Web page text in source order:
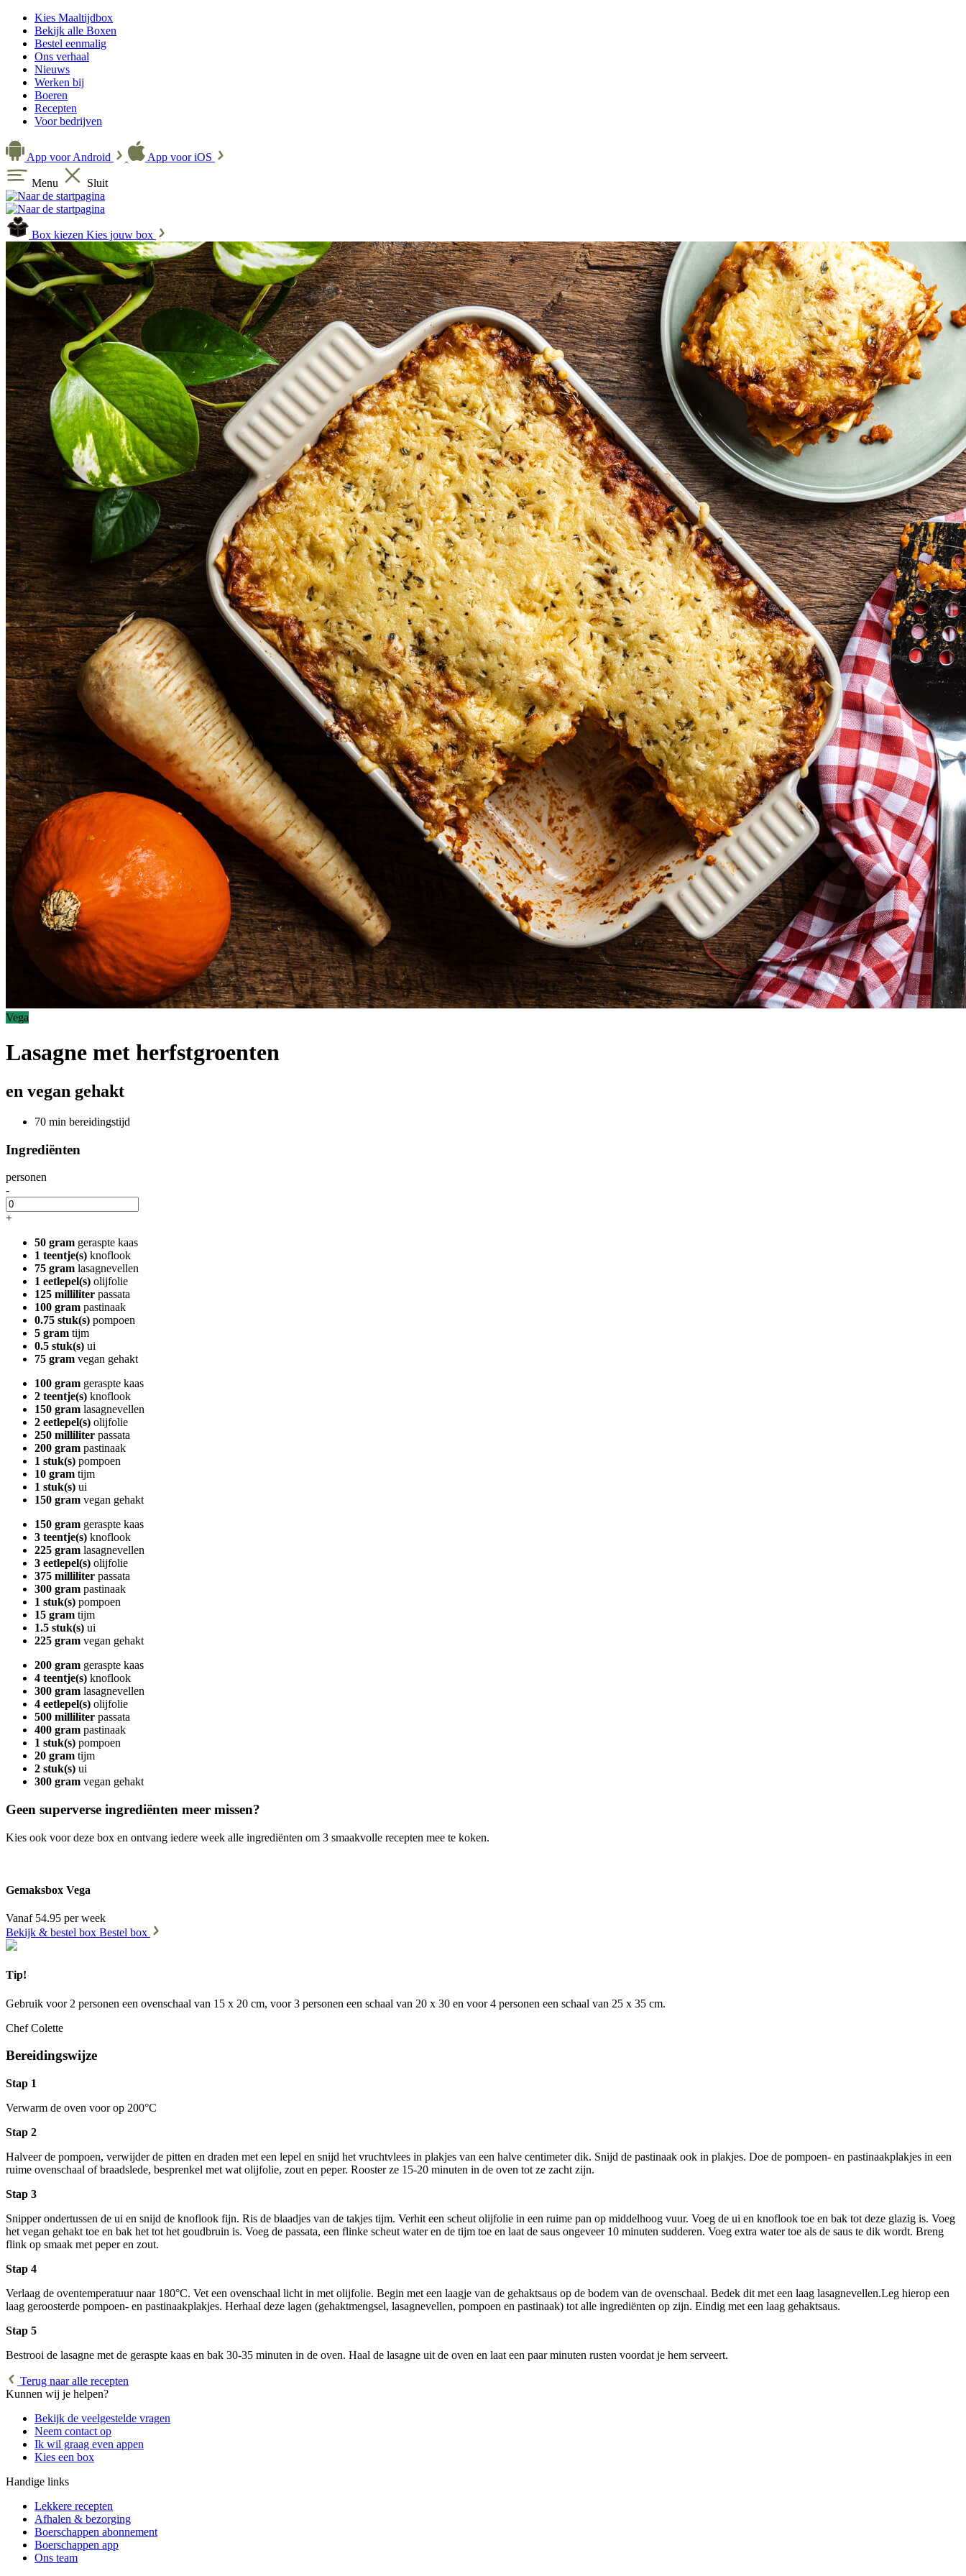
Kies Maaltijdbox
Bekijk alle Boxen
Bestel eenmalig
Ons verhaal
Nieuws
Werken bij
Boeren
Recepten
Voor bedrijven
App voor Android App voor iOS
Menu Sluit
Box kiezen Kies jouw box
Vega
Lasagne met herfstgroenten
en vegan gehakt
70 min bereidingstijd
Ingrediënten
personen
-
+
50 gram geraspte kaas
1 teentje(s) knoflook
75 gram lasagnevellen
1 eetlepel(s) olijfolie
125 milliliter passata
100 gram pastinaak
0.75 stuk(s) pompoen
5 gram tijm
0.5 stuk(s) ui
75 gram vegan gehakt
100 gram geraspte kaas
2 teentje(s) knoflook
150 gram lasagnevellen
2 eetlepel(s) olijfolie
250 milliliter passata
200 gram pastinaak
1 stuk(s) pompoen
10 gram tijm
1 stuk(s) ui
150 gram vegan gehakt
150 gram geraspte kaas
3 teentje(s) knoflook
225 gram lasagnevellen
3 eetlepel(s) olijfolie
375 milliliter passata
300 gram pastinaak
1 stuk(s) pompoen
15 gram tijm
1.5 stuk(s) ui
225 gram vegan gehakt
200 gram geraspte kaas
4 teentje(s) knoflook
300 gram lasagnevellen
4 eetlepel(s) olijfolie
500 milliliter passata
400 gram pastinaak
1 stuk(s) pompoen
20 gram tijm
2 stuk(s) ui
300 gram vegan gehakt
Geen superverse ingrediënten meer missen?
Kies ook voor deze box en ontvang iedere week alle ingrediënten om 3 smaakvolle recepten mee te koken.
Gemaksbox Vega
Vanaf 54.95 per week
Bekijk & bestel box Bestel box
Tip!
Gebruik voor 2 personen een ovenschaal van 15 x 20 cm, voor 3 personen een schaal van 20 x 30 en voor 4 personen een schaal van 25 x 35 cm.
Chef Colette
Bereidingswijze
Stap 1
Verwarm de oven voor op 200°C
Stap 2
Halveer de pompoen, verwijder de pitten en draden met een lepel en snijd het vruchtvlees in plakjes van een halve centimeter dik. Snijd de pastinaak ook in plakjes. Doe de pompoen- en pastinaakplakjes in een
ruime ovenschaal of braadslede, besprenkel met wat olijfolie, zout en peper. Rooster ze 15-20 minuten in de oven tot ze zacht zijn.
Stap 3
Snipper ondertussen de ui en snijd de knoflook fijn. Ris de blaadjes van de takjes tijm. Verhit een scheut olijfolie in een ruime pan op middelhoog vuur. Voeg de ui en knoflook toe en bak tot deze glazig is. Voeg
het vegan gehakt toe en bak het tot het goudbruin is. Voeg de passata, een flinke scheut water en de tijm toe en laat de saus ongeveer 10 minuten sudderen. Voeg extra water toe als de saus te dik wordt. Breng
flink op smaak met peper en zout.
Stap 4
Verlaag de oventemperatuur naar 180°C. Vet een ovenschaal licht in met olijfolie. Begin met een laagje van de gehaktsaus op de bodem van de ovenschaal. Bedek dit met een laag lasagnevellen.Leg hierop een
laag geroosterde pompoen- en pastinaakplakjes. Herhaal deze lagen (gehaktmengsel, lasagnevellen, pompoen en pastinaak) tot alle ingrediënten op zijn. Eindig met een laag gehaktsaus.
Stap 5
Bestrooi de lasagne met de geraspte kaas en bak 30-35 minuten in de oven. Haal de lasagne uit de oven en laat een paar minuten rusten voordat je hem serveert.
Terug naar alle recepten
Kunnen wij je helpen?
Bekijk de veelgestelde vragen
Neem contact op
Ik wil graag even appen
Kies een box
Handige links
Lekkere recepten
Afhalen & bezorging
Boerschappen abonnement
Boerschappen app
Ons team